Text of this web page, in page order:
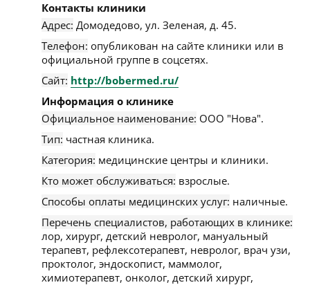
Контакты клиники
Адрес: Домодедово, ул. Зеленая, д. 45.
Телефон: опубликован на сайте клиники или в
официальной группе в соцсетях.
Сайт: http://bobermed.ru/
Информация о клинике
Официальное наименование: ООО "Нова".
Тип: частная клиника.
Категория: медицинские центры и клиники.
Кто может обслуживаться: взрослые.
Способы оплаты медицинских услуг: наличные.
Перечень специалистов, работающих в клинике:
лор, хирург, детский невролог, мануальный
терапевт, рефлексотерапевт, невролог, врач узи,
проктолог, эндоскопист, маммолог,
химиотерапевт, онколог, детский хирург,